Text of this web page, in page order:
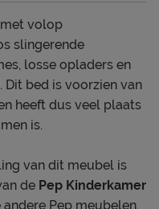
volop
slingerende
losse opladers en
bed is voorzien van
heeft dus veel plaats
is.
van dit meubel is
de Pep Kinderkamer
Pep meubelen.